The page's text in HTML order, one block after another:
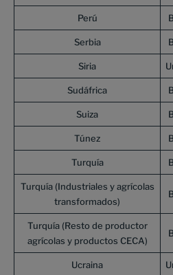
Perú
Serbia
Siria
Sudáfrica
Suiza
Túnez
Turquía
Turquía (Industriales y agrícolas
transformados)
Turquía (Resto de productor
agrícolas y productos CECA)
Ucraina